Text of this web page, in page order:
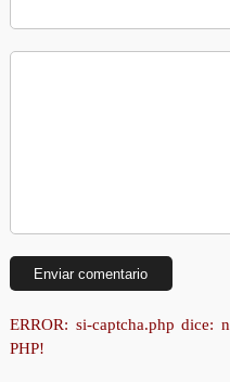
ERROR: si-captcha.php dice:
PHP!